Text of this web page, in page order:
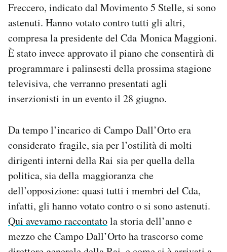
Freccero, indicato dal Movimento 5 Stelle, si sono
astenuti. Hanno votato contro tutti gli altri,
compresa la presidente del Cda Monica Maggioni.
È stato invece approvato il piano che consentirà di
programmare i palinsesti della prossima stagione
televisiva, che verranno presentati agli
inserzionisti in un evento il 28 giugno.
Da tempo l’incarico di Campo Dall’Orto era
considerato fragile, sia per l’ostilità di molti
dirigenti interni della Rai sia per quella della
politica, sia della maggioranza che
dell’opposizione: quasi tutti i membri del Cda,
infatti, gli hanno votato contro o si sono astenuti.
Qui avevamo raccontatola storia dell’anno e
mezzo che Campo Dall’Orto ha trascorso come